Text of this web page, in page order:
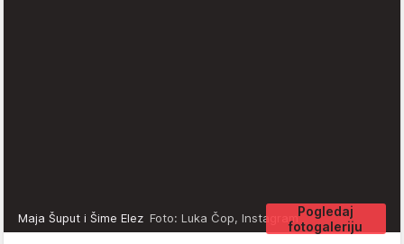
Pogledaj
fotogaleriju
Maja Šuput i Šime Elez Foto: Luka Čop, Instagram